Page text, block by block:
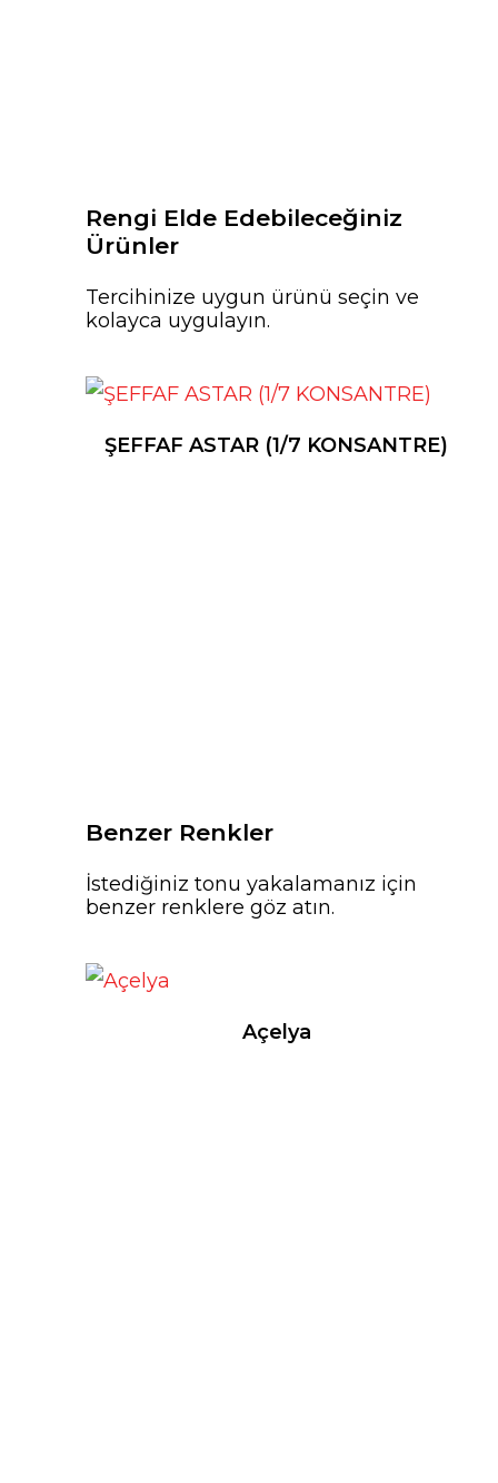
Rengi Elde Edebileceğiniz
Ürünler
Tercihinize uygun ürünü seçin ve
kolayca uygulayın.
ŞEFFAF ASTAR (1/7 KONSANTRE)
Benzer Renkler
İstediğiniz tonu yakalamanız için
benzer renklere göz atın.
Açelya